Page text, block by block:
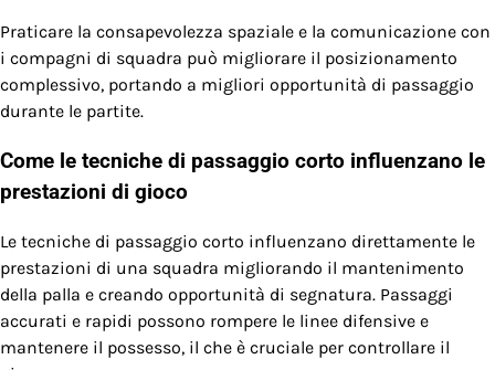
Praticare la consapevolezza spaziale e la comunicazione con
i compagni di squadra può migliorare il posizionamento
complessivo, portando a migliori opportunità di passaggio
durante le partite.
Come le tecniche di passaggio corto influenzano le
prestazioni di gioco
Le tecniche di passaggio corto influenzano direttamente le
prestazioni di una squadra migliorando il mantenimento
della palla e creando opportunità di segnatura. Passaggi
accurati e rapidi possono rompere le linee difensive e
mantenere il possesso, il che è cruciale per controllare il